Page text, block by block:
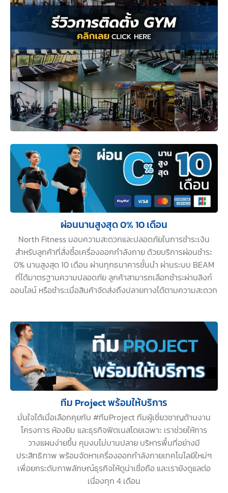
North Fitness มอบความสะดวกและปลอดภัยในการชำระเงิน
สำหรับลูกค้าที่สั่งซื้อเครื่องออกกำลังกาย ด้วยบริการผ่อนชำระ
0% นานสูงสุด 10 เดือน ผ่านทุกธนาคารชั้นนำ ผ่านระบบ BEAM
ที่ได้มาตรฐานความปลอดภัย ลูกค้าสามารถเลือกชำระผ่านลิงก์
ออนไลน์ หรือชำระเมื่อสินค้าจัดส่งถึงปลายทางได้ตามความสะดวก
ผ่อนนานสูงสุด 0% 10 เดือน
มั่นใจได้เมื่อเลือกคุยกับ #ทีมProject ทีมผู้เชี่ยวชาญด้านงาน
โครงการ ห้องยิม และธุรกิจฟิตเนสโดยเฉพาะ เราช่วยให้การ
วางแผนง่ายขึ้น คุมงบไม่บานปลาย บริหารพื้นที่อย่างมี
ประสิทธิภาพ พร้อมจัดหาเครื่องออกกำลังกายเทคโนโลยีใหม่ๆ
เพื่อยกระดับภาพลักษณ์ธุรกิจให้ดูน่าเชื่อถือ และเรายังดูแลต่อ
เนื่องทุก 4 เดือน
ทีม Project พร้อมให้บริการ